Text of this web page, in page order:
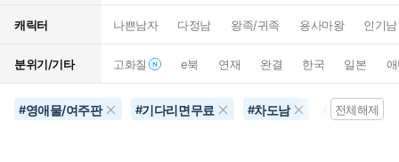
캐릭터 나쁜남자 다정남 왕족/귀족 용사마왕 인기남
분위기/기타 고화질 e북 연재 완결 한국 일본
#영애물/여주판 #기다리면무료 #차도남 시대/역사물
전체해제